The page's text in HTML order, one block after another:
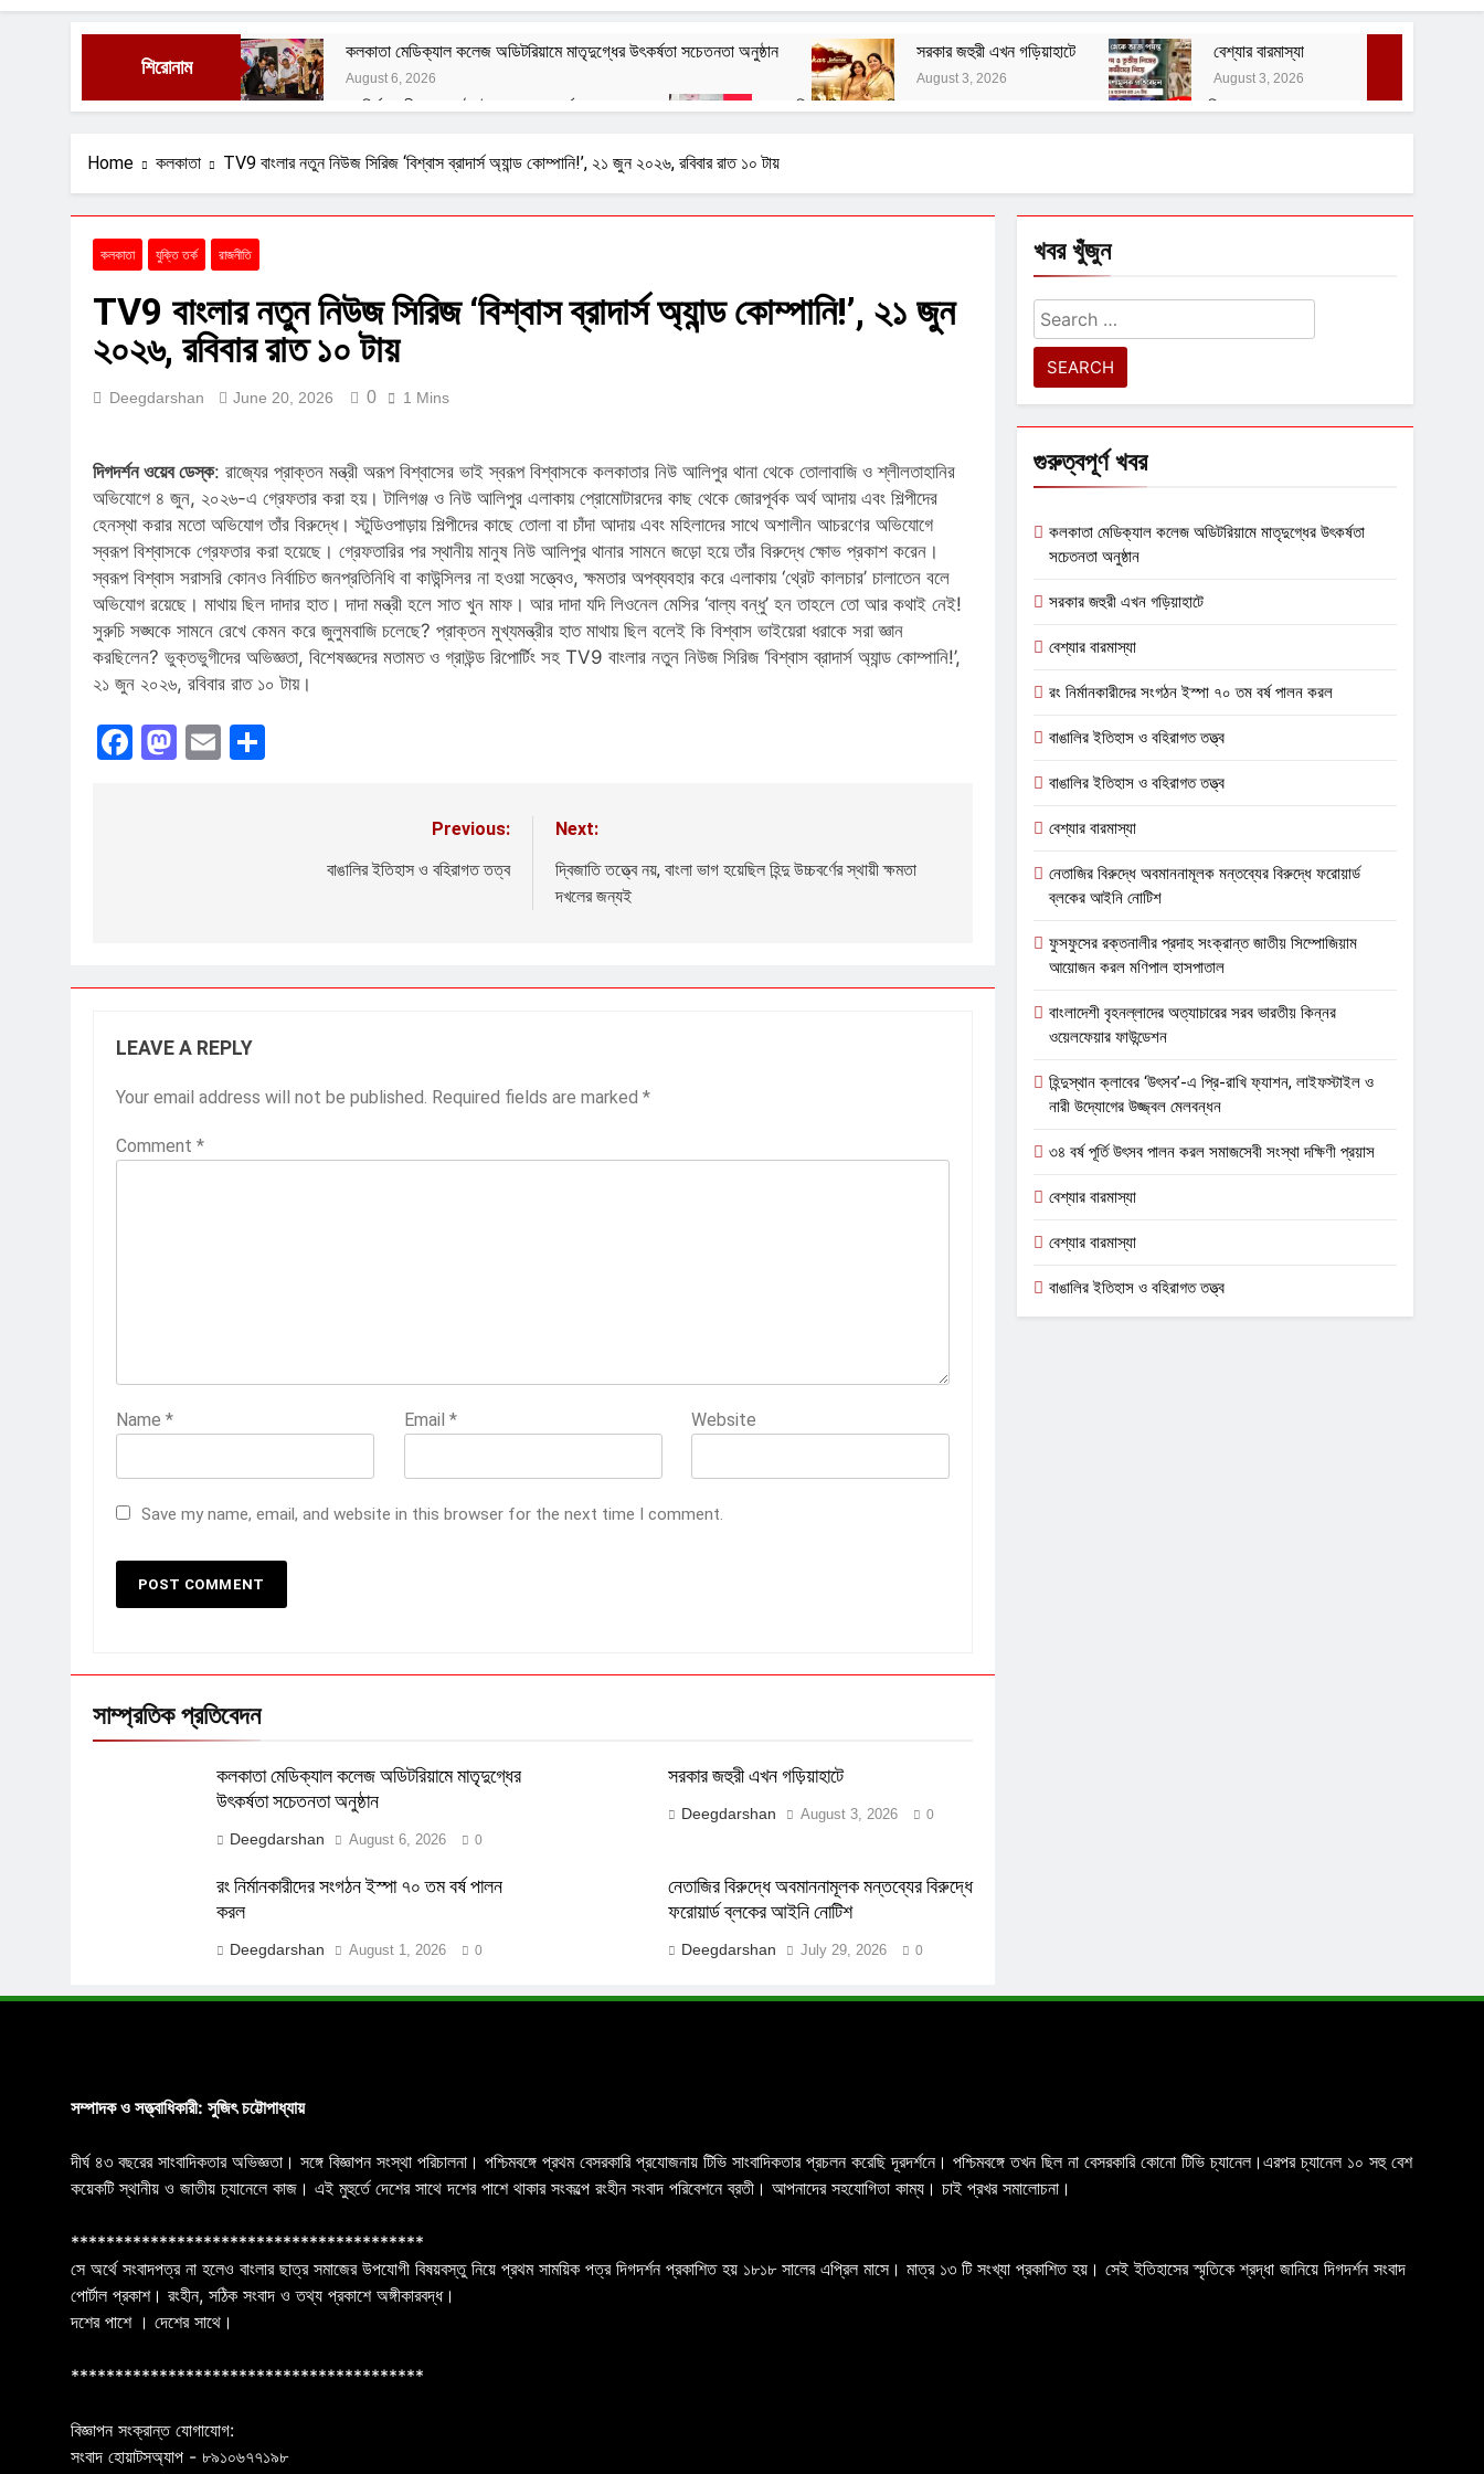
শিরোনাম
কলকাতা মেডিক্যাল কলেজ অডিটরিয়ামে মাতৃদুগ্ধের উৎকর্ষতা সচেতনতা অনুষ্ঠান
August 6, 2026
সরকার জহুরী এখন গড়িয়াহাটে
August 3, 2026
বেশ্যার বারমাস্যা
August 3, 2026
রং নির্মানকারীদের সংগঠন ইস্পা ৭০ তম বর্ষ পালন করল বাঙালির ইতিহাস ও বহিরাগত তত্ত্ব বাঙালির ইতিহাস ও বহিরাগত তত্ত্ব
বেশ্যার বারমাস্যা নেতাজির বিরুদ্ধে অবমাননামূলক মন্তব্যের বিরুদ্ধে ফরোয়ার্ড ব্লকের আইনি নোটিশ
ফুসফুসের রক্তনালীর প্রদাহ সংক্রান্ত জাতীয় সিম্পোজিয়াম আয়োজন করল মণিপাল হাসপাতাল
July 29, 2026
Home কলকাতা TV9 বাংলার নতুন নিউজ সিরিজ ‘বিশ্বাস ব্রাদার্স অ্যান্ড কোম্পানি!’, ২১ জুন ২০২৬, রবিবার রাত ১০ টায়
কলকাতা যুক্তি তর্ক রাজনীতি
TV9 বাংলার নতুন নিউজ সিরিজ ‘বিশ্বাস ব্রাদার্স অ্যান্ড কোম্পানি!’, ২১ জুন
২০২৬, রবিবার রাত ১০ টায়
Deegdarshan June 20, 2026 0 1 Mins
দিগদর্শন ওয়েব ডেস্ক: রাজ্যের প্রাক্তন মন্ত্রী অরূপ বিশ্বাসের ভাই স্বরূপ বিশ্বাসকে কলকাতার নিউ আলিপুর থানা থেকে তোলাবাজি ও শ্লীলতাহানির
অভিযোগে ৪ জুন, ২০২৬-এ গ্রেফতার করা হয়। টালিগঞ্জ ও নিউ আলিপুর এলাকায় প্রোমোটারদের কাছ থেকে জোরপূর্বক অর্থ আদায় এবং শিল্পীদের
হেনস্থা করার মতো অভিযোগ তাঁর বিরুদ্ধে। স্টুডিওপাড়ায় শিল্পীদের কাছে তোলা বা চাঁদা আদায় এবং মহিলাদের সাথে অশালীন আচরণের অভিযোগে
স্বরূপ বিশ্বাসকে গ্রেফতার করা হয়েছে। গ্রেফতারির পর স্থানীয় মানুষ নিউ আলিপুর থানার সামনে জড়ো হয়ে তাঁর বিরুদ্ধে ক্ষোভ প্রকাশ করেন।
স্বরূপ বিশ্বাস সরাসরি কোনও নির্বাচিত জনপ্রতিনিধি বা কাউন্সিলর না হওয়া সত্ত্বেও, ক্ষমতার অপব্যবহার করে এলাকায় ‘থ্রেট কালচার’ চালাতেন বলে
অভিযোগ রয়েছে। মাথায় ছিল দাদার হাত। দাদা মন্ত্রী হলে সাত খুন মাফ। আর দাদা যদি লিওনেল মেসির ‘বাল্য বন্ধু’ হন তাহলে তো আর কথাই নেই!
সুরুচি সঙ্ঘকে সামনে রেখে কেমন করে জুলুমবাজি চলেছে? প্রাক্তন মুখ্যমন্ত্রীর হাত মাথায় ছিল বলেই কি বিশ্বাস ভাইয়েরা ধরাকে সরা জ্ঞান
করছিলেন? ভুক্তভুগীদের অভিজ্ঞতা, বিশেষজ্ঞদের মতামত ও গ্রাউন্ড রিপোর্টিং সহ TV9 বাংলার নতুন নিউজ সিরিজ ‘বিশ্বাস ব্রাদার্স অ্যান্ড কোম্পানি!’,
২১ জুন ২০২৬, রবিবার রাত ১০ টায়।
Facebook
Mastodon
Email
Previous:
বাঙালির ইতিহাস ও বহিরাগত তত্ব
Next:
দ্বিজাতি তত্ত্বে নয়, বাংলা ভাগ হয়েছিল হিন্দু উচ্চবর্ণের স্থায়ী ক্ষমতা
দখলের জন্যই
LEAVE A REPLY
Your email address will not be published. Required fields are marked *
Comment *
Name * Email * Website
Save my name, email, and website in this browser for the next time I comment.
সাম্প্রতিক প্রতিবেদন
কলকাতা মেডিক্যাল কলেজ অডিটরিয়ামে মাতৃদুগ্ধের
উৎকর্ষতা সচেতনতা অনুষ্ঠান
Deegdarshan August 6, 2026 0
সরকার জহুরী এখন গড়িয়াহাটে
Deegdarshan August 3, 2026 0
রং নির্মানকারীদের সংগঠন ইস্পা ৭০ তম বর্ষ পালন
করল
Deegdarshan August 1, 2026 0
নেতাজির বিরুদ্ধে অবমাননামূলক মন্তব্যের বিরুদ্ধে
ফরোয়ার্ড ব্লকের আইনি নোটিশ
Deegdarshan July 29, 2026 0
খবর খুঁজুন
Search
for:
গুরুত্বপূর্ণ খবর
কলকাতা মেডিক্যাল কলেজ অডিটরিয়ামে মাতৃদুগ্ধের উৎকর্ষতা
সচেতনতা অনুষ্ঠান
সরকার জহুরী এখন গড়িয়াহাটে
বেশ্যার বারমাস্যা
রং নির্মানকারীদের সংগঠন ইস্পা ৭০ তম বর্ষ পালন করল
বাঙালির ইতিহাস ও বহিরাগত তত্ত্ব
বাঙালির ইতিহাস ও বহিরাগত তত্ত্ব
বেশ্যার বারমাস্যা
নেতাজির বিরুদ্ধে অবমাননামূলক মন্তব্যের বিরুদ্ধে ফরোয়ার্ড
ব্লকের আইনি নোটিশ
ফুসফুসের রক্তনালীর প্রদাহ সংক্রান্ত জাতীয় সিম্পোজিয়াম
আয়োজন করল মণিপাল হাসপাতাল
বাংলাদেশী বৃহনল্লাদের অত্যাচারের সরব ভারতীয় কিন্নর
ওয়েলফেয়ার ফাউন্ডেশন
হিন্দুস্থান ক্লাবের ‘উৎসব’-এ প্রি-রাখি ফ্যাশন, লাইফস্টাইল ও
নারী উদ্যোগের উজ্জ্বল মেলবন্ধন
৩৪ বর্ষ পূর্তি উৎসব পালন করল সমাজসেবী সংস্থা দক্ষিণী প্রয়াস
বেশ্যার বারমাস্যা
বেশ্যার বারমাস্যা
বাঙালির ইতিহাস ও বহিরাগত তত্ত্ব
সম্পাদক ও সত্ত্বাধিকারী: সুজিৎ চট্টোপাধ্যায়
দীর্ঘ ৪৩ বছরের সাংবাদিকতার অভিজ্ঞতা। সঙ্গে বিজ্ঞাপন সংস্থা পরিচালনা। পশ্চিমবঙ্গে প্রথম বেসরকারি প্রযোজনায় টিভি সাংবাদিকতার প্রচলন করেছি দূরদর্শনে। পশ্চিমবঙ্গে তখন ছিল না বেসরকারি কোনো টিভি চ্যানেল।এরপর চ্যানেল ১০ সহু বেশ
কয়েকটি স্থানীয় ও জাতীয় চ্যানেলে কাজ। এই মুহুর্তে দেশের সাথে দশের পাশে থাকার সংকল্পে রংহীন সংবাদ পরিবেশনে ব্রতী। আপনাদের সহযোগিতা কাম্য। চাই প্রখর সমালোচনা।
****************************************
সে অর্থে সংবাদপত্র না হলেও বাংলার ছাত্র সমাজের উপযোগী বিষয়বস্তু নিয়ে প্রথম সাময়িক পত্র দিগদর্শন প্রকাশিত হয় ১৮১৮ সালের এপ্রিল মাসে। মাত্র ১৩ টি সংখ্যা প্রকাশিত হয়। সেই ইতিহাসের স্মৃতিকে শ্রদ্ধা জানিয়ে দিগদর্শন সংবাদ
পোর্টাল প্রকাশ। রংহীন, সঠিক সংবাদ ও তথ্য প্রকাশে অঙ্গীকারবদ্ধ।
দশের পাশে । দেশের সাথে।
****************************************
বিজ্ঞাপন সংক্রান্ত যোগাযোগ:
সংবাদ হোয়াটসঅ্যাপ - ৮৯১০৬৭৭১৯৮